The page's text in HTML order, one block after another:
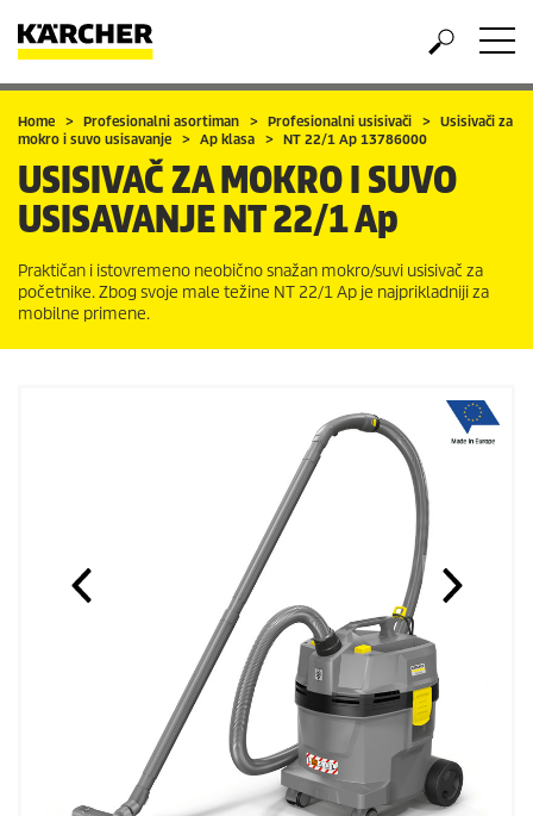
Home Profesionalni asortiman Profesionalni usisivači
Usisivači za
mokro i suvo usisavanje
Ap klasa NT 22/1 Ap 13786000
USISIVAČ ZA MOKRO I SUVO
USISAVANJENT 22/1 Ap
Praktičan i istovremeno neobično snažan mokro/suvi usisivač za
početnike. Zbog svoje male težine NT 22/1 Ap je najprikladniji za
mobilne primene.